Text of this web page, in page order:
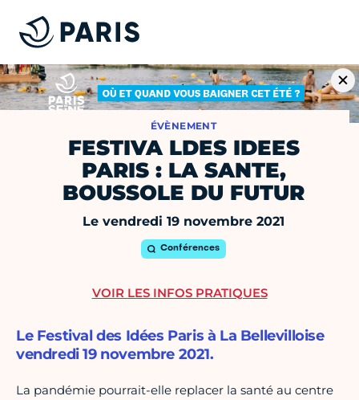
ÉVÈNEMENT
FESTIVA LDES IDEES
PARIS : LA SANTE,
BOUSSOLE DU FUTUR
Le vendredi 19 novembre 2021
Conférences
Le Festival des Idées Paris à La Bellevilloise
vendredi 19 novembre 2021.
La pandémie pourrait-elle replacer la santé au centre
VOIR LES INFOS PRATIQUES